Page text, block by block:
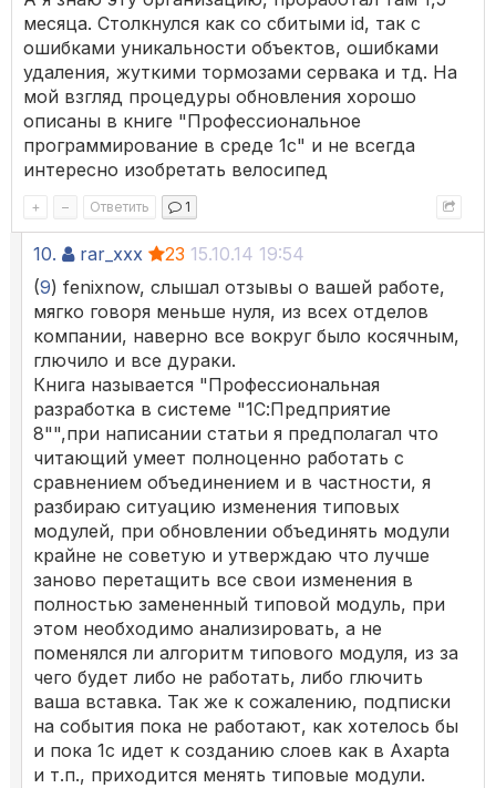
месяца. Столкнулся как со сбитыми id, так с
ошибками уникальности объектов, ошибками
удаления, жуткими тормозами сервака и тд. На
мой взгляд процедуры обновления хорошо
описаны в книге "Профессиональное
программирование в среде 1с" и не всегда
интересно изобретать велосипед
+ – Ответить 1
10. rar_xxx 23 15.10.14 19:54
(9) fenixnow, слышал отзывы о вашей работе,
мягко говоря меньше нуля, из всех отделов
компании, наверно все вокруг было косячным,
глючило и все дураки.
Книга называется "Профессиональная
разработка в системе "1С:Предприятие
8"",при написании статьи я предполагал что
читающий умеет полноценно работать с
сравнением объединением и в частности, я
разбираю ситуацию изменения типовых
модулей, при обновлении объединять модули
крайне не советую и утверждаю что лучше
заново перетащить все свои изменения в
полностью замененный типовой модуль, при
этом необходимо анализировать, а не
поменялся ли алгоритм типового модуля, из за
чего будет либо не работать, либо глючить
ваша вставка. Так же к сожалению, подписки
на события пока не работают, как хотелось бы
и пока 1с идет к созданию слоев как в Axapta
и т.п., приходится менять типовые модули.